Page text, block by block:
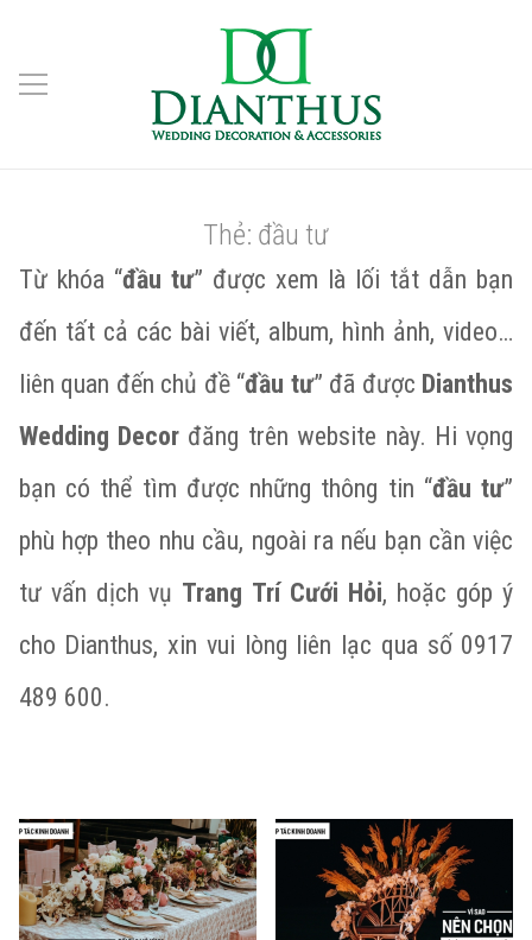
Thẻ: đầu tư
Từ khóa “đầu tư” được xem là lối tắt dẫn bạn
đến tất cả các bài viết, album, hình ảnh, video…
liên quan đến chủ đề “đầu tư” đã được Dianthus
Wedding Decor đăng trên website này. Hi vọng
bạn có thể tìm được những thông tin “đầu tư”
phù hợp theo nhu cầu, ngoài ra nếu bạn cần việc
tư vấn dịch vụ Trang Trí Cưới Hỏi, hoặc góp ý
cho Dianthus, xin vui lòng liên lạc qua số 0917
489 600.